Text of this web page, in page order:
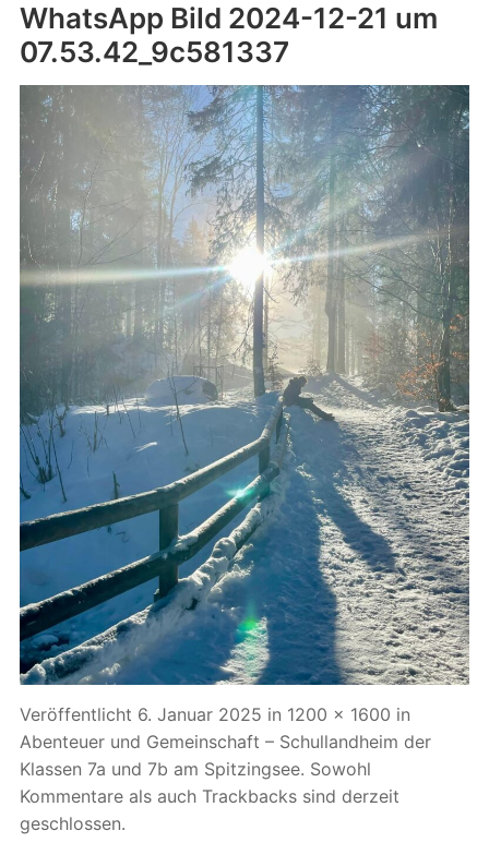
WhatsApp Bild 2024-12-21 um
07.53.42_9c581337
Veröffentlicht 6. Januar 2025 in 1200 × 1600 in
Abenteuer und Gemeinschaft – Schullandheim der
Klassen 7a und 7b am Spitzingsee. Sowohl
Kommentare als auch Trackbacks sind derzeit
geschlossen.